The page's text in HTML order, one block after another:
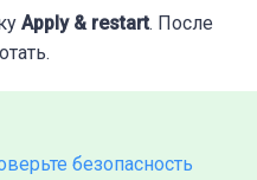
Apply & restart. После
безопасность